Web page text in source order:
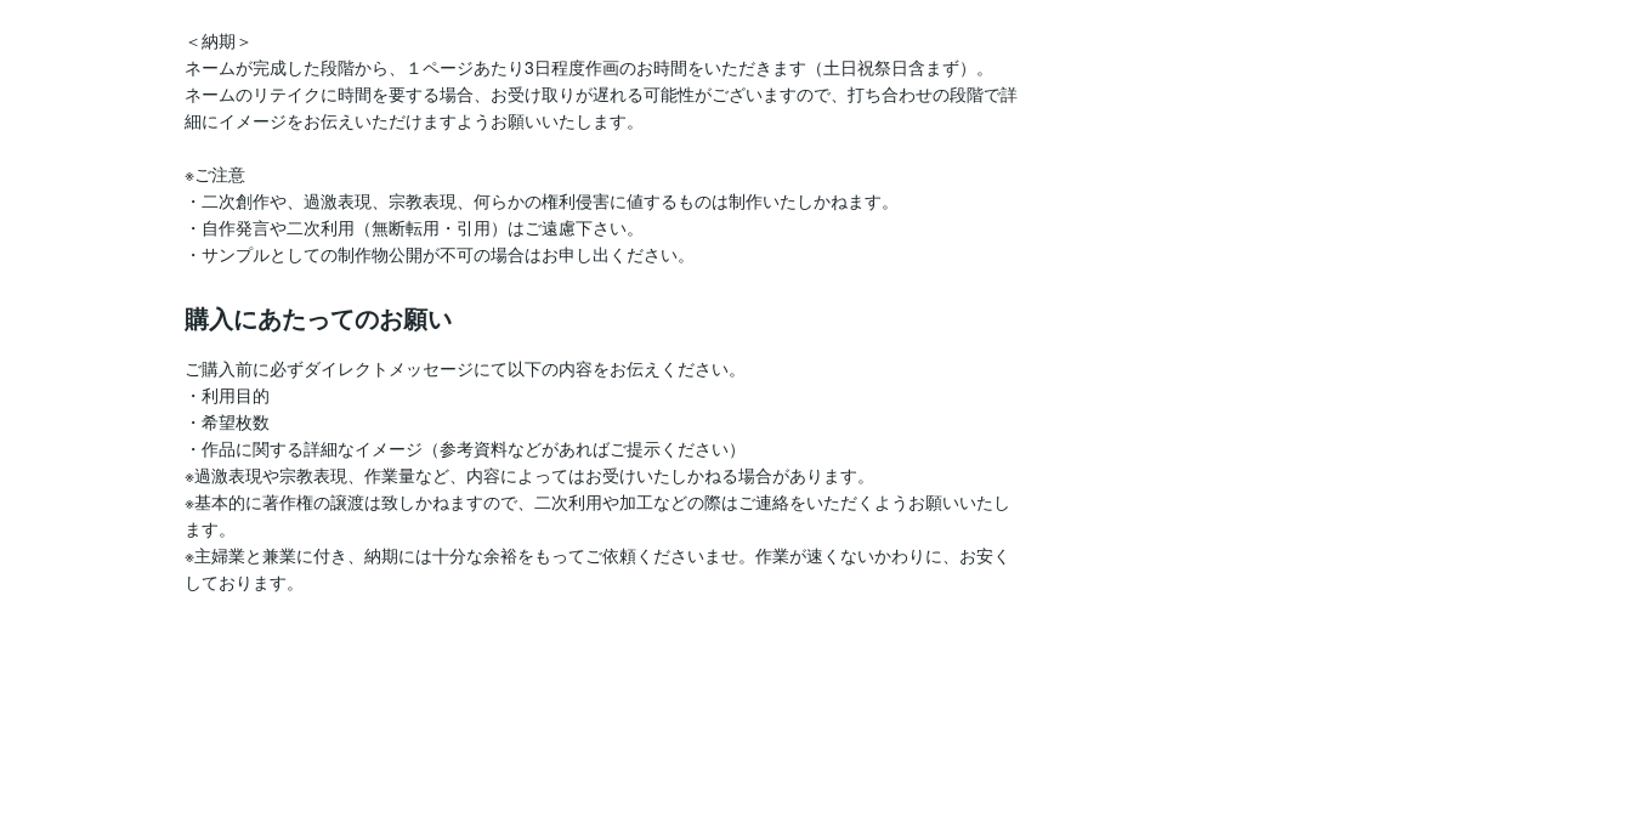
＜納期＞
ネームが完成した段階から、１ページあたり3日程度作画のお時間をいただきます（土日祝祭日含まず）。
ネームのリテイクに時間を要する場合、お受け取りが遅れる可能性がございますので、打ち合わせの段階で詳
細にイメージをお伝えいただけますようお願いいたします。
※ご注意
・二次創作や、過激表現、宗教表現、何らかの権利侵害に値するものは制作いたしかねます。
・自作発言や二次利用（無断転用・引用）はご遠慮下さい。
購入にあたってのお願い
ご購入前に必ずダイレクトメッセージにて以下の内容をお伝えください。
・利用目的
・希望枚数
・作品に関する詳細なイメージ（参考資料などがあればご提示ください）
※過激表現や宗教表現、作業量など、内容によってはお受けいたしかねる場合があります。
※基本的に著作権の譲渡は致しかねますので、二次利用や加工などの際はご連絡をいただくようお願いいたし
ます。
※主婦業と兼業に付き、納期には十分な余裕をもってご依頼くださいませ。作業が速くないかわりに、お安く
しております。